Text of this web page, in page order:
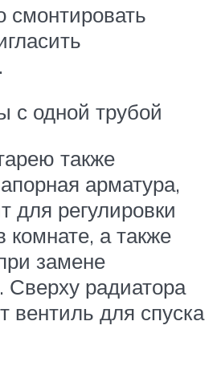
с одной трубой
также
арматура,
для регулировки
комнате, а также
замене
Сверху радиатора
вентиль для спуска